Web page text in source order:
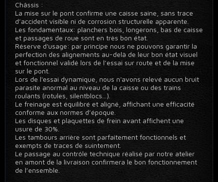
Châssis :
La mise sur le pont confirme une caisse saine, sans trace
d’accident visible ni de corrosion structurelle apparente.
Les fondamentaux: planchers bois, longerons, bas de caisse
et passages de roue sont en très bon état.
Réserve d'usage: par principe nous ne pouvons garantir la
perfection des alignements au-delà de leur bon état visuel
et fonctionnel validé lors de l’essai sur route et de la mise
sur le pont.
Lors de l'essai dynamique, nous n'avons relevé aucun bruit
parasite anormal au niveau de la caisse ou des trains
roulants (rotules, silentblocs...).
Le freinage est équilibré et aligné, affichant une efficacité
conforme aux normes d’époque.
Les disques et plaquettes de frein avant affichent une
usure de 30%.
Les tambours arrière sont parfaitement fonctionnels et
exempts de traces de suintement.
Le passage au contrôle technique réalisé par notre atelier
en amont de la livraison confirmera le bon fonctionnement
de l’ensemble.